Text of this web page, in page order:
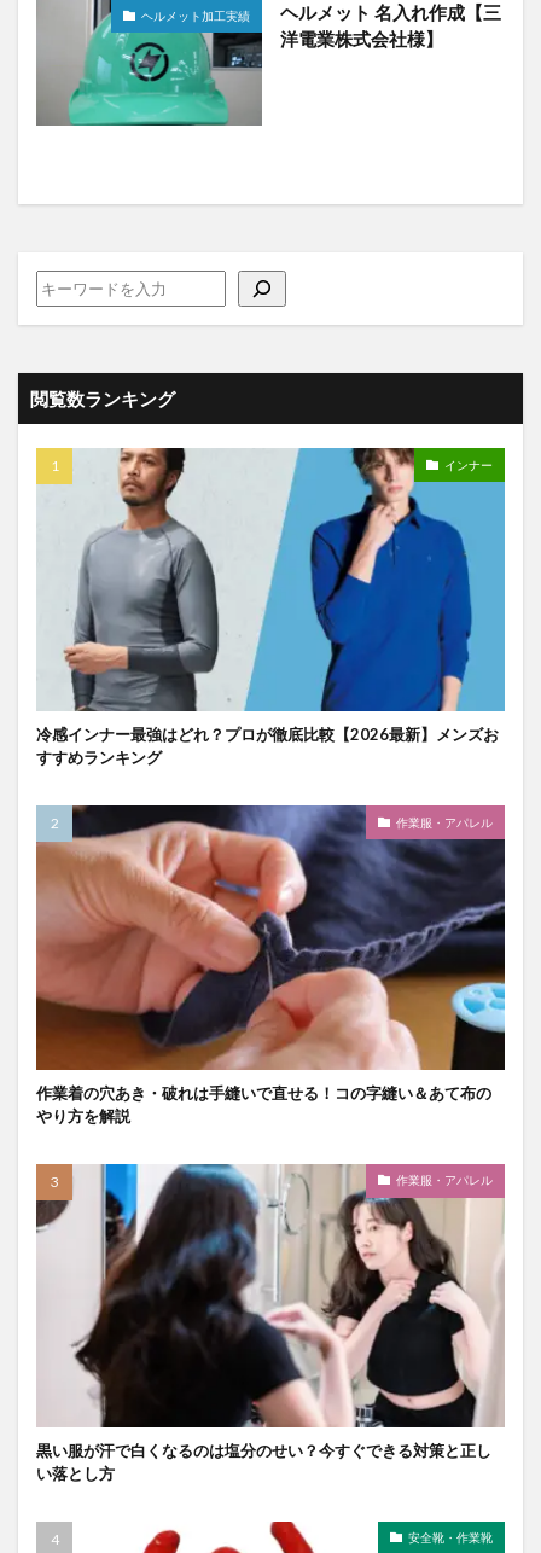
ヘルメット加工実績
ヘルメット 名入れ作成【三
洋電業株式会社様】
閲覧数ランキング
インナー
冷感インナー最強はどれ？プロが徹底比較【2026最新】メンズお
すすめランキング
作業服・アパレル
作業着の穴あき・破れは手縫いで直せる！コの字縫い＆あて布の
やり方を解説
作業服・アパレル
黒い服が汗で白くなるのは塩分のせい？今すぐできる対策と正し
い落とし方
安全靴・作業靴